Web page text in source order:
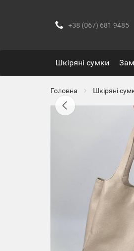
+38 (067) 681 9485
Шкіряні сумки
Головна Шкіряні